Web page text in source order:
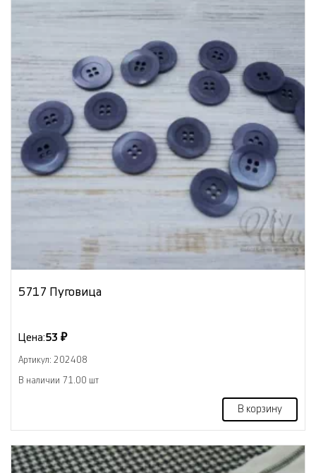
5717 Пуговица
Цена:53 ₽
Артикул: 202408
В наличии 71.00 шт
В корзину